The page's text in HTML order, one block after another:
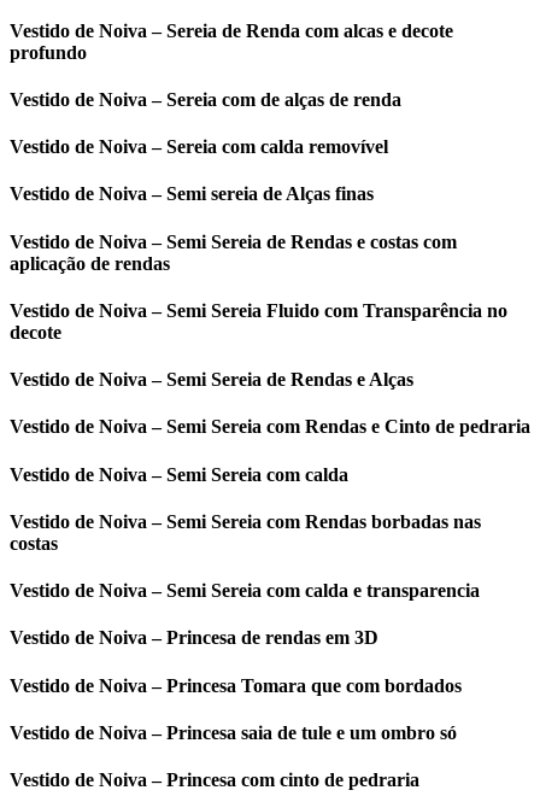
Vestido de Noiva – Sereia de Renda com alcas e decote
profundo
Vestido de Noiva – Sereia com de alças de renda
Vestido de Noiva – Sereia com calda removível
Vestido de Noiva – Semi sereia de Alças finas
Vestido de Noiva – Semi Sereia de Rendas e costas com
aplicação de rendas
Vestido de Noiva – Semi Sereia Fluido com Transparência no
decote
Vestido de Noiva – Semi Sereia de Rendas e Alças
Vestido de Noiva – Semi Sereia com Rendas e Cinto de pedraria
Vestido de Noiva – Semi Sereia com calda
Vestido de Noiva – Semi Sereia com Rendas borbadas nas
costas
Vestido de Noiva – Semi Sereia com calda e transparencia
Vestido de Noiva – Princesa de rendas em 3D
Vestido de Noiva – Princesa Tomara que com bordados
Vestido de Noiva – Princesa saia de tule e um ombro só
Vestido de Noiva – Princesa com cinto de pedraria